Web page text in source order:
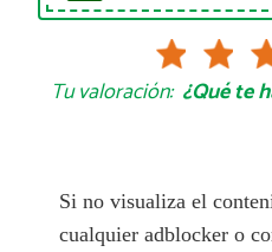
Tu valoración: ¿Qué te
Si no visualiza el
cualquier adblocker o